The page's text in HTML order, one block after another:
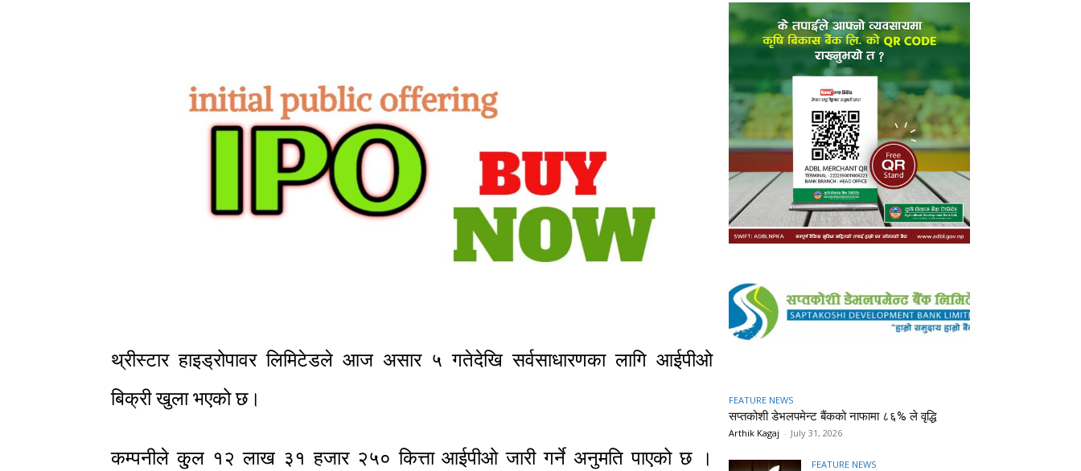
थ्रीस्टार हाइड्रोपावर लिमिटेडले आज असार ५ गतेदेखि सर्वसाधारणका लागि आईपीओ
बिक्री खुला भएको छ।
कम्पनीले कु्ल १२ लाख ३१ हजार २५० कित्ता आईपीओ जारी गर्ने अनुमति पाएको छ ।
FEATURE NEWS
सप्तकोशी डेभलपमेन्ट बैंकको नाफामा ८६% ले वृद्धि
Arthik Kagaj - July 31, 2026
FEATURE NEWS